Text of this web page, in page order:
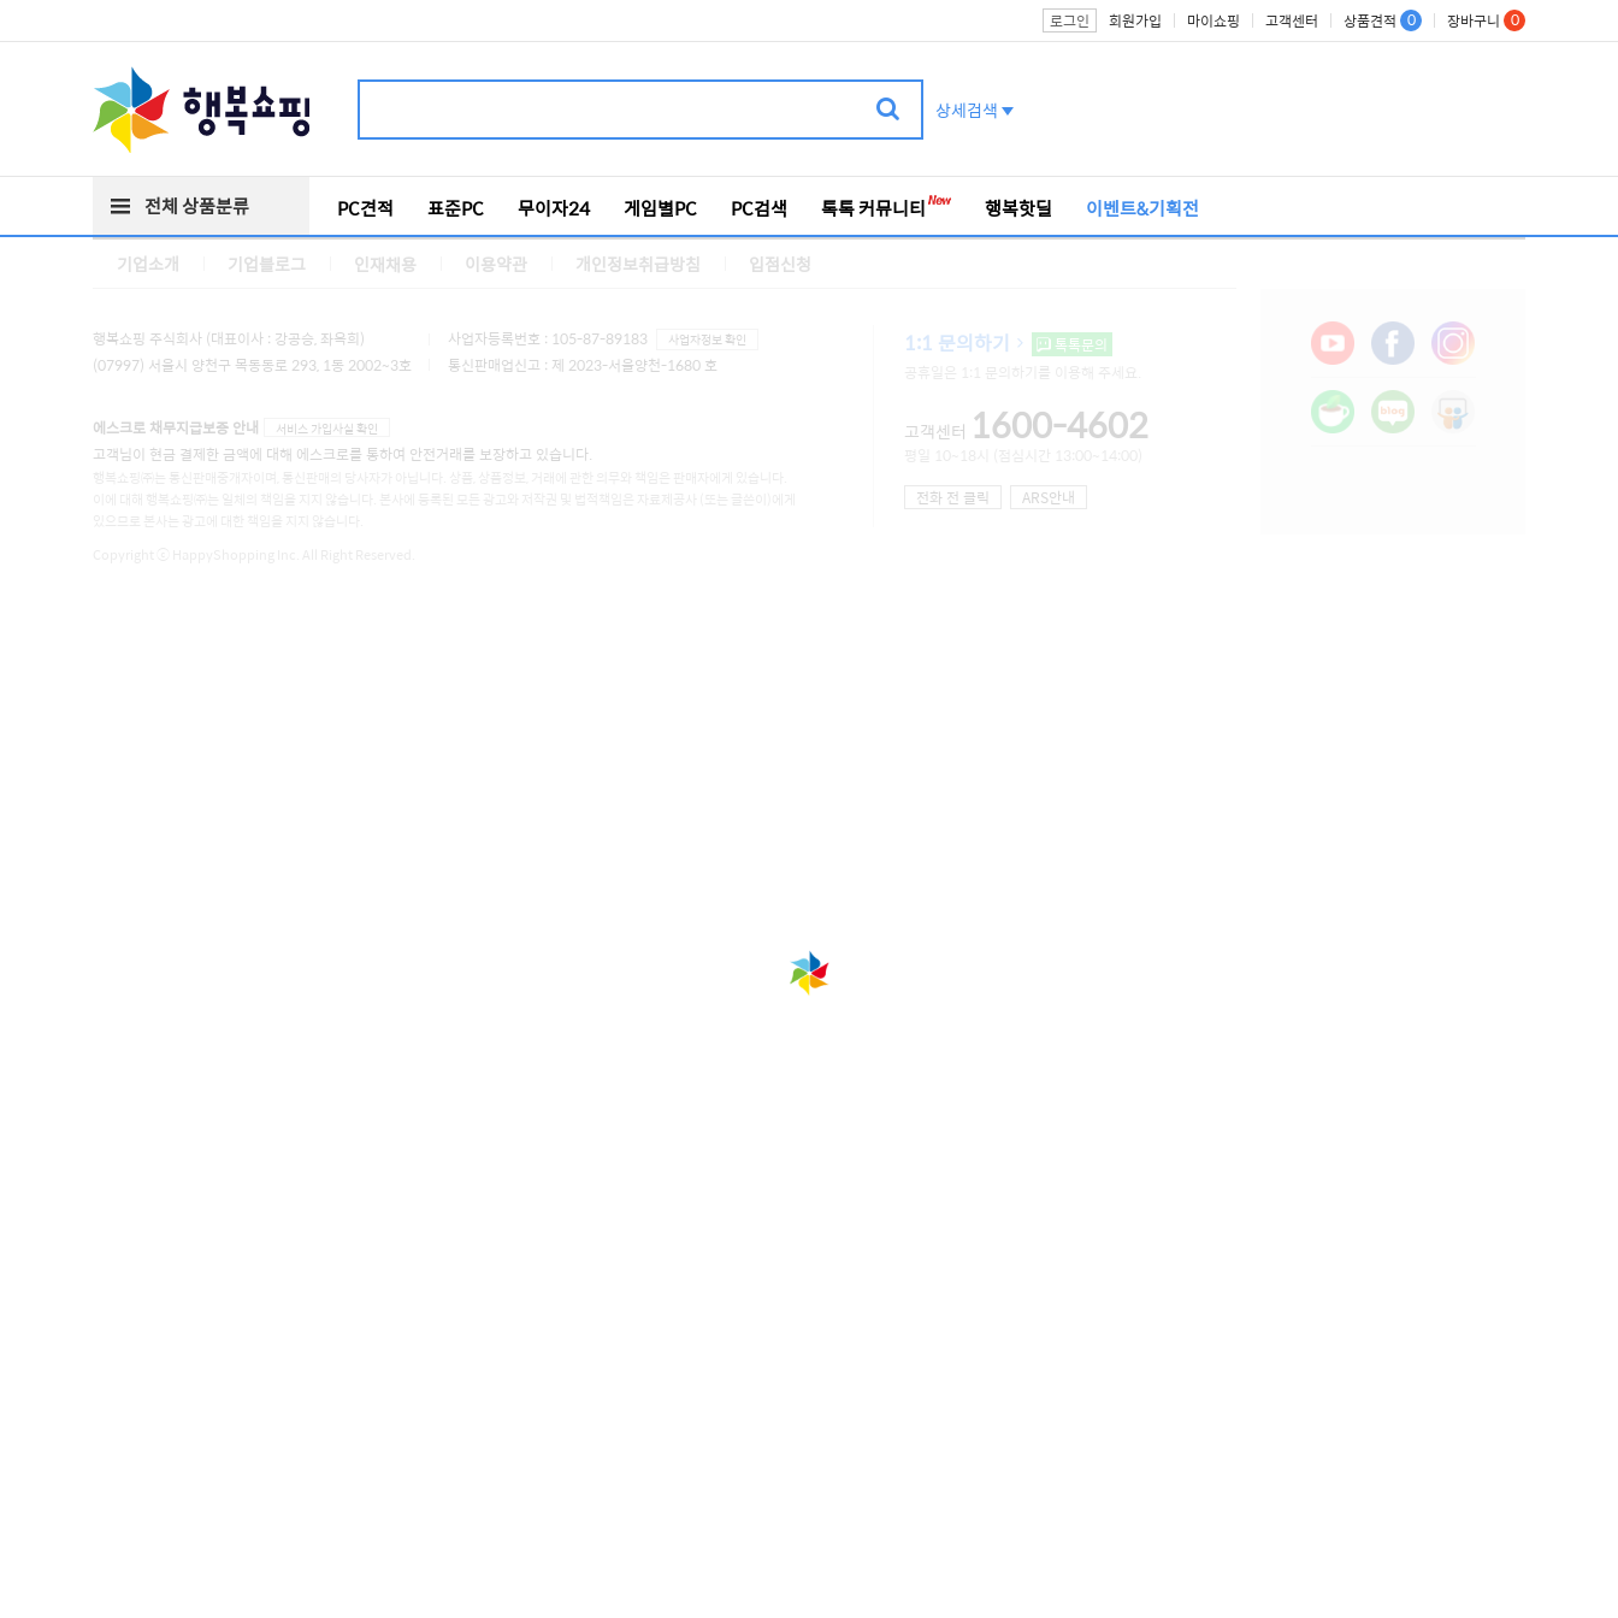
로그인 회원가입 마이쇼핑 고객센터 상품견적 0 장바구니 0
상세검색
전체 상품분류 PC견적 표준PC 무이자24 게임별PC PC검색 톡톡 커뮤니티 행복핫딜 이벤트&기획전
기업소개 기업블로그 인재채용 이용약관 개인정보취급방침 입점신청
행복쇼핑 주식회사 (대표이사 : 강공승, 좌옥희)
(07997) 서울시 양천구 목동동로 293, 1동 2002~3호
사업자등록번호 : 105-87-89183 사업자정보 확인
통신판매업신고 : 제 2023-서울양천-1680 호
에스크로 채무지급보증 안내 서비스 가입사실 확인
고객님이 현금 결제한 금액에 대해 에스크로를 통하여 안전거래를 보장하고 있습니다.
1:1 문의하기
톡톡문의
고객센터 1600-4602
전화 전 클릭
ARS안내